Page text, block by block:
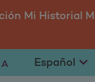
Mi Historial
A